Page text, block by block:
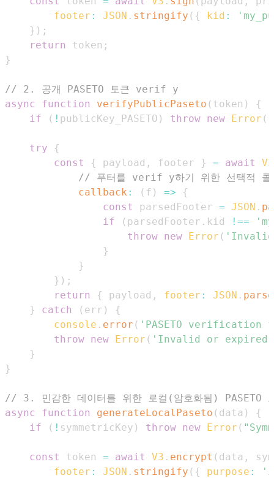
footer : JSON . stringify ( { kid :
} ) ;
return
token ;
}
// 2. 공개 PASETO 토큰 verif y
async
function verifyPublicPaseto ( token )
{
if
( ! publicKey_PASETO ) throw new Error (
try
{
const
{ payload , footer } = await
V3
// 푸터를 verif y하기 위한 선택적 콜
callback : ( f ) =>
{
const
parsedFooter = JSON .
if
( parsedFooter . kid !==
throw new Error (
}
}
} ) ;
return
{ payload , footer : JSON . parse
}
catch ( err )
{
console . error ( 'PASETO
throw new Error ( 'Invalid or expired
}
}
// 3. 민감한 데이터를 위한 로컬(암호화됨) PASETO
async
function generateLocalPaseto ( data )
{
if
( ! symmetricKey ) throw new Error (
const token = await V3 . encrypt ( data ,
footer : JSON . stringify ( { purpose :